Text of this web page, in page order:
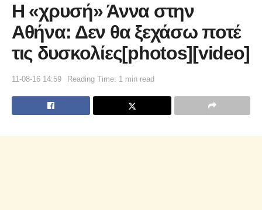
Η «χρυσή» Άννα στην
Αθήνα: Δεν θα ξεχάσω ποτέ
τις δυσκολίες[photos][video]
11-08-16 14:59 Reading Time: 1 min read